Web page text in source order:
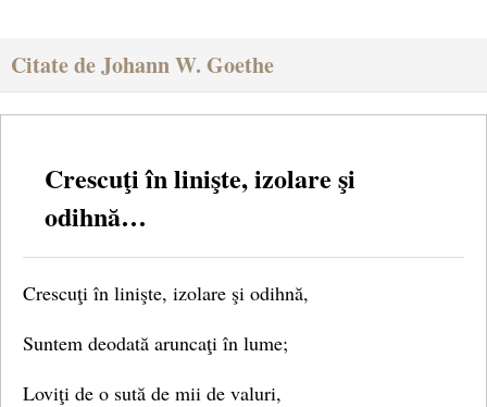
Citate de Johann W. Goethe
Crescuţi în linişte, izolare şi
odihnă…
Crescuţi în linişte, izolare şi odihnă,
Suntem deodată aruncaţi în lume;
Loviţi de o sută de mii de valuri,